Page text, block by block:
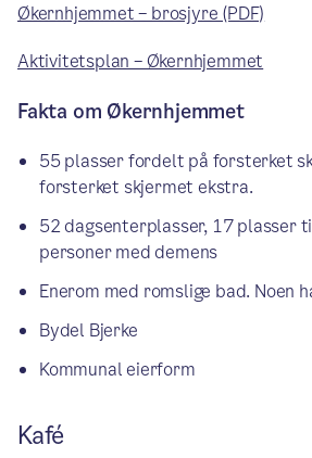
Økernhjemmet – brosjyre (PDF)
Aktivitetsplan – Økernhjemmet
Fakta om Økernhjemmet
55 plasser fordelt på forsterket
forsterket skjermet ekstra.
52 dagsenterplasser, 17 plasser
personer med demens
Enerom med romslige bad. Noen
Bydel Bjerke
Kommunal eierform
Kafé